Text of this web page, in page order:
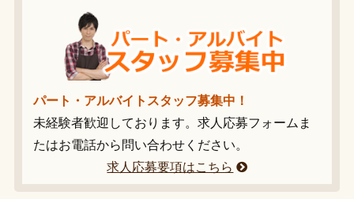
パート・アルバイトスタッフ募集中！
未経験者歓迎しております。求人応募フォームま
たはお電話から問い合わせください。
求人応募要項はこちら